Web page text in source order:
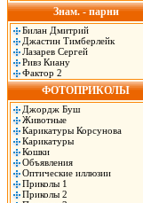
Знам. - парни
Билан Дмитрий
Джастин Тимберлейк
Лазарев Сергей
Ривз Киану
Фактор 2
ФОТОПРИКОЛЫ
Джордж Буш
Животные
Карикатуры Корсунова
Карикатуры
Кошки
Объявления
Оптические иллюзии
Приколы 1
Приколы 2